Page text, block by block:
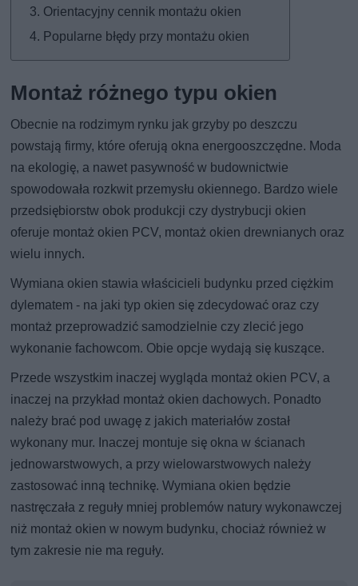
Orientacyjny cennik montażu okien
Popularne błędy przy montażu okien
Montaż różnego typu okien
Obecnie na rodzimym rynku jak grzyby po deszczu
powstają firmy, które oferują okna energooszczędne. Moda
na ekologię, a nawet pasywność w budownictwie
spowodowała rozkwit przemysłu okiennego. Bardzo wiele
przedsiębiorstw obok produkcji czy dystrybucji okien
oferuje montaż okien PCV, montaż okien drewnianych oraz
wielu innych.
Wymiana okien stawia właścicieli budynku przed ciężkim
dylematem - na jaki typ okien się zdecydować oraz czy
montaż przeprowadzić samodzielnie czy zlecić jego
wykonanie fachowcom. Obie opcje wydają się kuszące.
Przede wszystkim inaczej wygląda montaż okien PCV, a
inaczej na przykład montaż okien dachowych. Ponadto
należy brać pod uwagę z jakich materiałów został
wykonany mur. Inaczej montuje się okna w ścianach
jednowarstwowych, a przy wielowarstwowych należy
zastosować inną technikę. Wymiana okien będzie
nastręczała z reguły mniej problemów natury wykonawczej
niż montaż okien w nowym budynku, chociaż również w
tym zakresie nie ma reguły.